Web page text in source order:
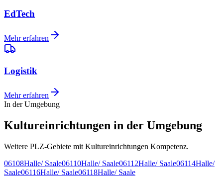
EdTech
Mehr erfahren
Logistik
Mehr erfahren
In der Umgebung
Kultureinrichtungen in der Umgebung
Weitere PLZ-Gebiete mit Kultureinrichtungen Kompetenz.
06108Halle/ Saale06110Halle/ Saale06112Halle/ Saale06114Halle/
Saale06116Halle/ Saale06118Halle/ Saale